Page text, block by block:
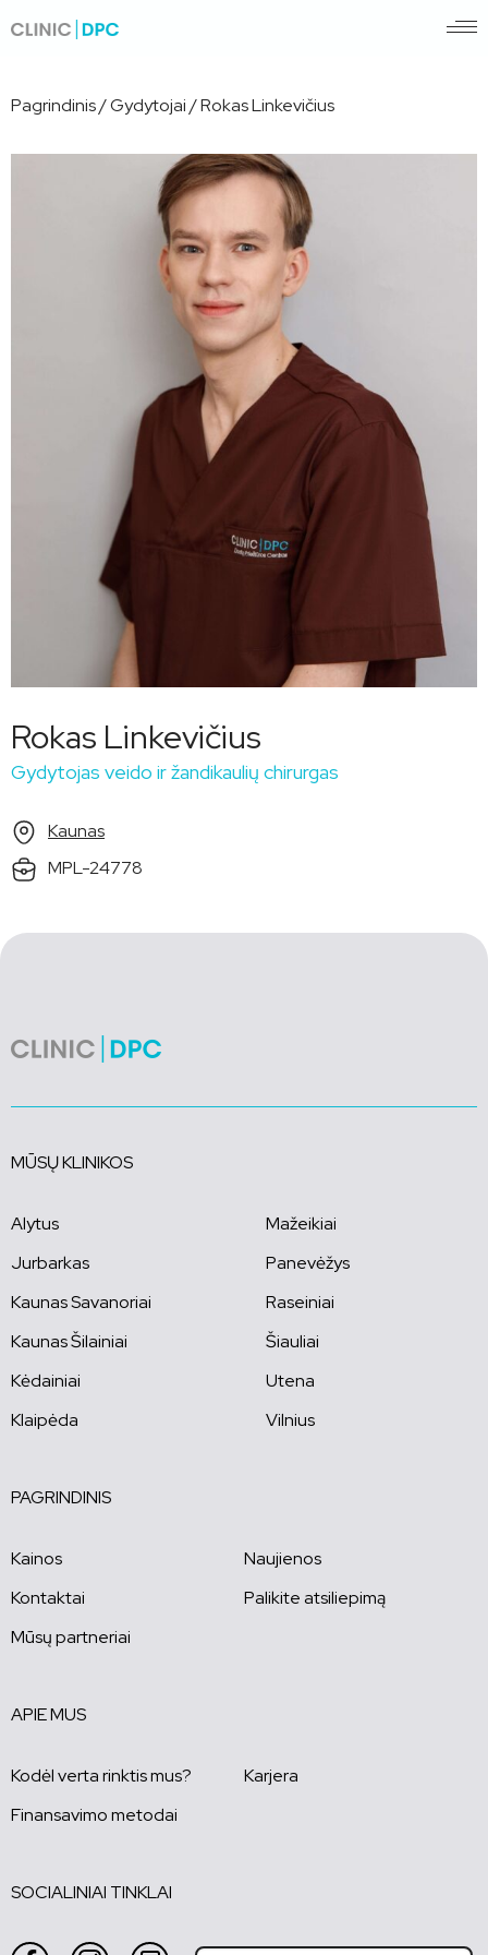
Pagrindinis/Gydytojai/Rokas Linkevičius
Rokas Linkevičius
Gydytojas veido ir žandikaulių chirurgas
Kaunas
MPL-24778
MŪSŲ KLINIKOS
Alytus
Jurbarkas
Kaunas Savanoriai
Kaunas Šilainiai
Kėdainiai
Klaipėda
Mažeikiai
Panevėžys
Raseiniai
Šiauliai
Utena
Vilnius
PAGRINDINIS
Kainos
Naujienos
Kontaktai
Palikite atsiliepimą
Mūsų partneriai
APIE MUS
Kodėl verta rinktis mus?
Karjera
Finansavimo metodai
SOCIALINIAI TINKLAI